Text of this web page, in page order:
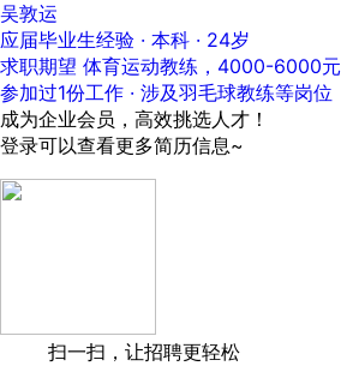
吴敦运
应届毕业生经验 · 本科 · 24岁
求职期望 体育运动教练，4000-6000元
参加过1份工作 · 涉及羽毛球教练等岗位
成为企业会员，高效挑选人才！
登录可以查看更多简历信息~
扫一扫，让招聘更轻松